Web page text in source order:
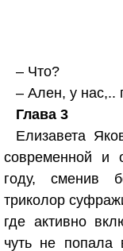
– Что?
– Ален, у нас,..
Глава 3
Елизавета
современной и
году, сменив
триколор
где активно
чуть не попала